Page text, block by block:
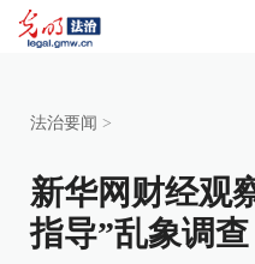
法治要闻 >
新华网财经观
指导”乱象调查